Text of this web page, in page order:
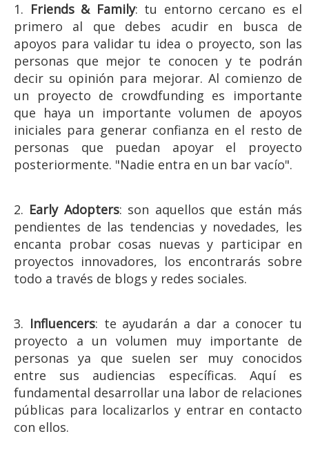
1. Friends & Family: tu entorno cercano es el
primero al que debes acudir en busca de
apoyos para validar tu idea o proyecto, son las
personas que mejor te conocen y te podrán
decir su opinión para mejorar. Al comienzo de
un proyecto de crowdfunding es importante
que haya un importante volumen de apoyos
iniciales para generar confianza en el resto de
personas que puedan apoyar el proyecto
posteriormente. "Nadie entra en un bar vacío".
2. Early Adopters: son aquellos que están más
pendientes de las tendencias y novedades, les
encanta probar cosas nuevas y participar en
proyectos innovadores, los encontrarás sobre
todo a través de blogs y redes sociales.
3. Influencers: te ayudarán a dar a conocer tu
proyecto a un volumen muy importante de
personas ya que suelen ser muy conocidos
entre sus audiencias específicas. Aquí es
fundamental desarrollar una labor de relaciones
públicas para localizarlos y entrar en contacto
con ellos.